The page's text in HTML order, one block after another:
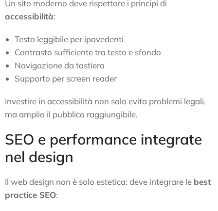
Un sito moderno deve rispettare i principi di
accessibilità:
Testo leggibile per ipovedenti
Contrasto sufficiente tra testo e sfondo
Navigazione da tastiera
Supporto per screen reader
Investire in accessibilità non solo evita problemi legali,
ma amplia il pubblico raggiungibile.
SEO e performance integrate
nel design
Il web design non è solo estetica: deve integrare le best
practice SEO: